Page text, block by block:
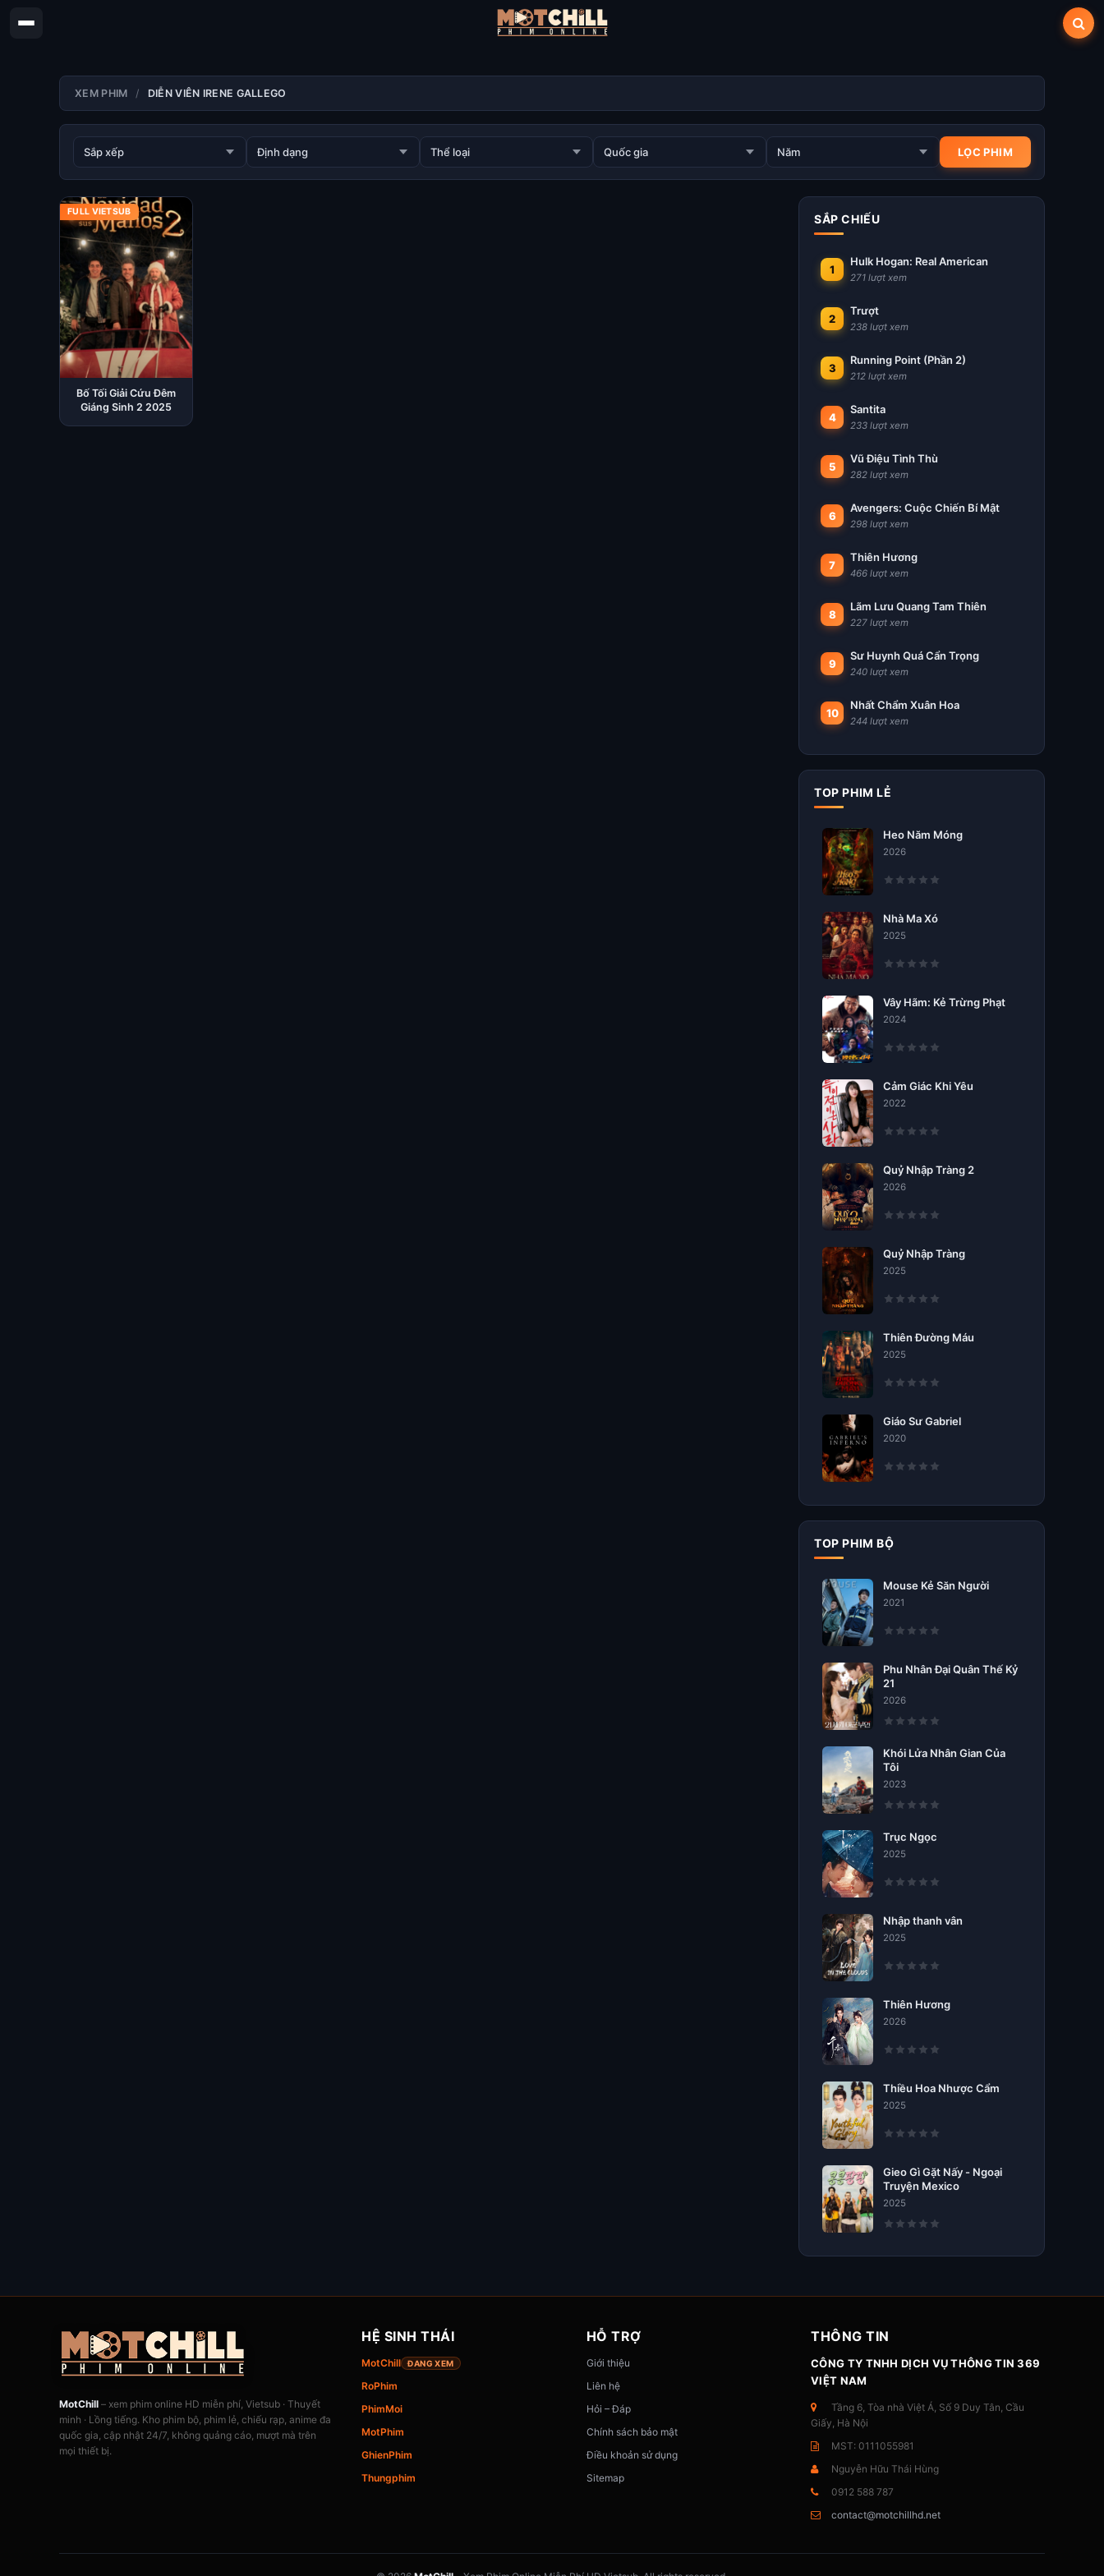
XEM PHIM DIỄN VIÊN IRENE GALLEGO
FULL VIETSUB
Bố Tối Giải Cứu Đêm
Giáng Sinh 2 2025
SẮP CHIẾU
1
Hulk Hogan: Real American
271 lượt xem
2
Trượt
238 lượt xem
3
Running Point (Phần 2)
212 lượt xem
4
Santita
233 lượt xem
5
Vũ Điệu Tình Thù
282 lượt xem
6
Avengers: Cuộc Chiến Bí Mật
298 lượt xem
7
Thiên Hương
466 lượt xem
8
Lãm Lưu Quang Tam Thiên
227 lượt xem
9
Sư Huynh Quá Cẩn Trọng
240 lượt xem
10
Nhất Chẩm Xuân Hoa
244 lượt xem
TOP PHIM LẺ
Heo Năm Móng
2026
Nhà Ma Xó
2025
Vây Hãm: Kẻ Trừng Phạt
2024
Cảm Giác Khi Yêu
2022
Quỷ Nhập Tràng 2
2026
Quỷ Nhập Tràng
2025
Thiên Đường Máu
2025
Giáo Sư Gabriel
2020
TOP PHIM BỘ
Mouse Kẻ Săn Người
2021
Phu Nhân Đại Quân Thế Kỷ
21
2026
Khói Lửa Nhân Gian Của
Tôi
2023
Trục Ngọc
2025
Nhập thanh vân
2025
Thiên Hương
2026
Thiều Hoa Nhược Cẩm
2025
Gieo Gì Gặt Nấy - Ngoại
Truyện Mexico
2025
MotChill – xem phim online HD miễn phí, Vietsub · Thuyết
minh · Lồng tiếng. Kho phim bộ, phim lẻ, chiếu rạp, anime đa
quốc gia, cập nhật 24/7, không quảng cáo, mượt mà trên
mọi thiết bị.
HỆ SINH THÁI
MotChill ĐANG XEM
RoPhim
PhimMoi
MotPhim
GhienPhim
Thungphim
HỖ TRỢ
Giới thiệu
Liên hệ
Hỏi – Đáp
Chính sách bảo mật
Điều khoản sử dụng
Sitemap
THÔNG TIN
CÔNG TY TNHH DỊCH VỤ THÔNG TIN 369
VIỆT NAM
Tầng 6, Tòa nhà Việt Á, Số 9 Duy Tân, Cầu
Giấy, Hà Nội
MST: 0111055981
Nguyễn Hữu Thái Hùng
0912 588 787
contact@motchillhd.net